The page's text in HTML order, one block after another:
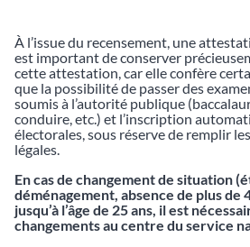
À l’issue du recensement, une
est important de conserver
cette attestation, car elle confère
que la possibilité de passer des
soumis à l’autorité publique
conduire, etc.) et l’inscription
électorales, sous réserve de remplir
légales.
En cas de changement de situation
déménagement, absence de plus de
jusqu’à l’âge de 25 ans, il est
changements au centre du service